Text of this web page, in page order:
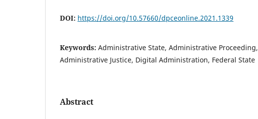
DOI: https://doi.org/10.57660/dpceonline.2021.1339
Keywords: Administrative State, Administrative Proceeding,
Administrative Justice, Digital Administration, Federal State
Abstract